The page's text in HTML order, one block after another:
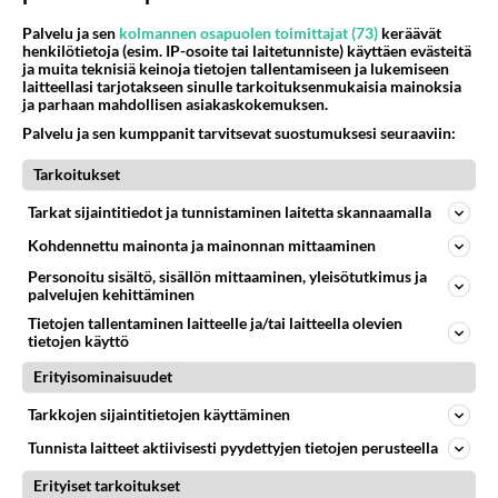
Ketjusta on poistettu0sääntöjenvastaista viestiä.
Takaisin ylös
LUETUIMMAT KESKUSTELUT
PÄIVÄ VIIKKO KUUKAUSI
Jos SDP ei voita reilusti, persut kumoavat demokratian Suomesta
06.08.2026 09:02
Maailman menoa
1600
Anteeksi arkuuteni
06.08.2026 16:54
Ikävä
44
Perussuomalaisten kannatus nousi rytinällä Ylen tänään julkaisemassa tuoreimmassa gallup-kyselyssä.
485
739
Palvelu ja sen kolmannen osapuolen toimittajat (73) keräävät
henkilötietoja (esim. IP-osoite tai laitetunniste) käyttäen evästeitä
ja muita teknisiä keinoja tietojen tallentamiseen ja lukemiseen
laitteellasi tarjotakseen sinulle tarkoituksenmukaisia mainoksia
ja parhaan mahdollisen asiakaskokemuksen.
Palvelu ja sen kumppanit tarvitsevat suostumuksesi seuraaviin:
Tarkoitukset
Tarkat sijaintitiedot ja tunnistaminen laitetta skannaamalla
Kohdennettu mainonta ja mainonnan mittaaminen
Personoitu sisältö, sisällön mittaaminen, yleisötutkimus ja
palvelujen kehittäminen
Tietojen tallentaminen laitteelle ja/tai laitteella olevien
tietojen käyttö
Erityisominaisuudet
Tarkkojen sijaintitietojen käyttäminen
Tunnista laitteet aktiivisesti pyydettyjen tietojen perusteella
Erityiset tarkoitukset